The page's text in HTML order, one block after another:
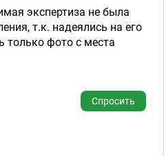
экспертиза не была
т.к. надеялись на его
только фото с места
Спросить